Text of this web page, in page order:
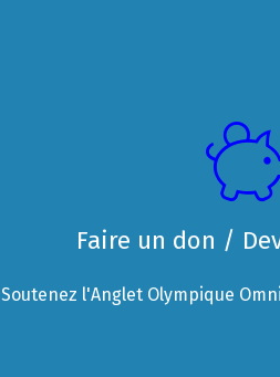
Faire un don /
Soutenez l'Anglet Olympique